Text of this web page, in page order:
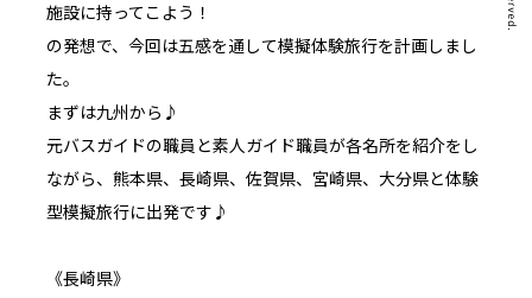
施設に持ってこよう！
の発想で、今回は五感を通して模擬体験旅行を計画しまし
た。
まずは九州から♪
元バスガイドの職員と素人ガイド職員が各名所を紹介をし
ながら、熊本県、長崎県、佐賀県、宮崎県、大分県と体験
型模擬旅行に出発です♪
《長崎県》